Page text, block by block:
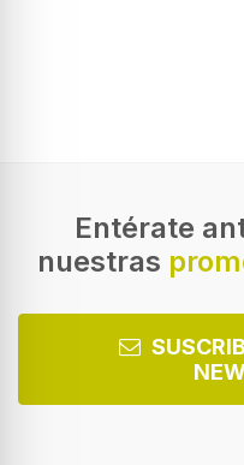
Tipo de visualizador
Entérate
nuestras